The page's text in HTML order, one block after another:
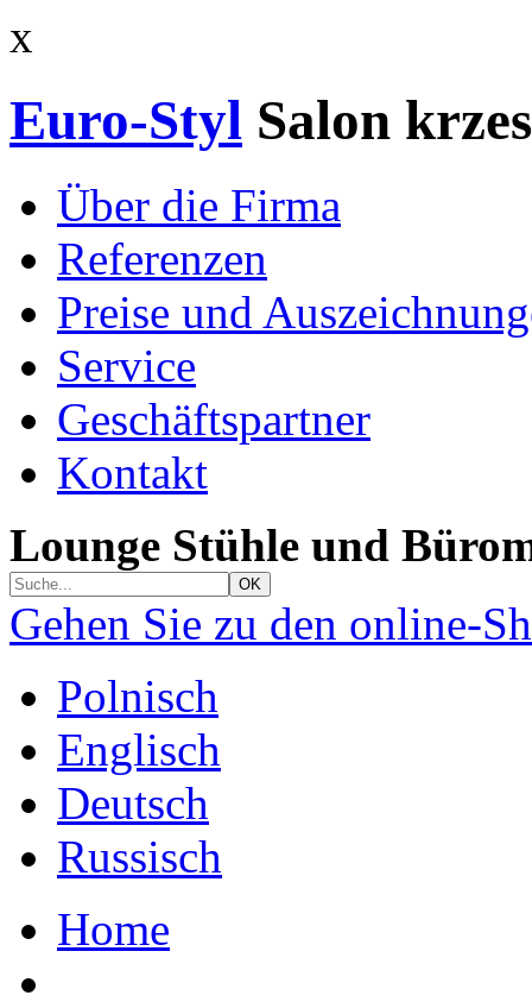
x
Euro-Styl Salon
Über die Firma
Referenzen
Preise und
Service
Geschäftspartner
Kontakt
Lounge Stühle und
Gehen Sie zu den online-
Polnisch
Englisch
Deutsch
Russisch
Home